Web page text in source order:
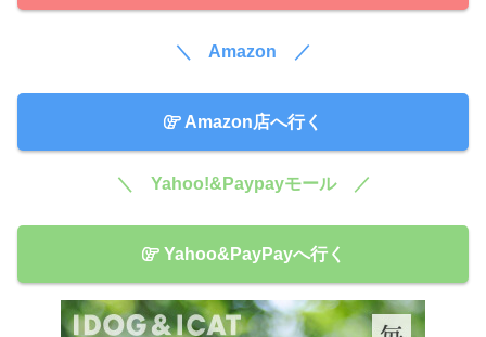
＼ Amazon ／
Amazon店へ行く
＼ Yahoo!&Paypayモール ／
Yahoo&PayPayへ行く